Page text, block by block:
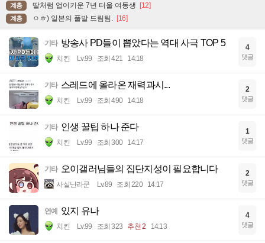
계층 딸처럼 업어키운 7년 터울 여동생 [12]
계층 ㅇㅎ) 일본의 풀발 드림팀. [16]
기타 방송사 PD들이 뽑았다는 역대 사극 TOP 5
치킨 Lv.99 조회 421 14:18
4
댓글
기타 스레드에 올라온 재력과시...
치킨 Lv.99 조회 490 14:18
2
댓글
기타 인생 꿀팁 하나 준다
치킨 Lv.99 조회 300 14:17
1
댓글
기타 오이갤러님들의 집단지성이 필요합니다
사실난라쿤 Lv.89 조회 220 14:17
2
댓글
연예 있지 유나
치킨 Lv.99 조회 323 추천 2 14:13
4
댓글